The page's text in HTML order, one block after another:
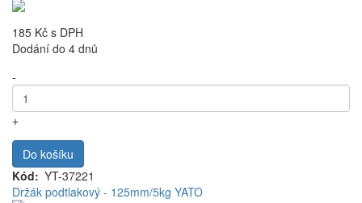
185 Kč s DPH
Dodání do 4 dnů
-
+
Do košíku
Kód
YT-37221
Držák podtlakový - 125mm/5kg YATO